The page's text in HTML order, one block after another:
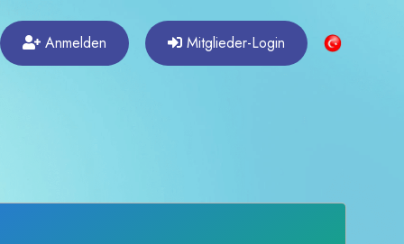
Anmelden Mitglieder-Login